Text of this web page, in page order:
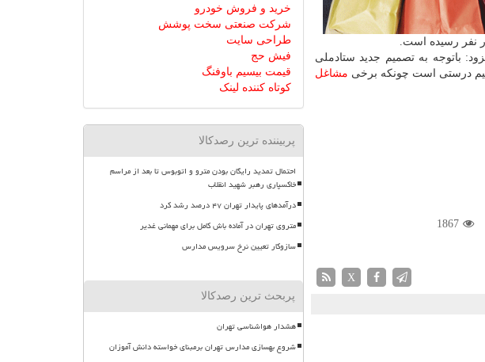
می نمایند، افزود: باتوجه به تصمیم جدید ستادملی
مشاغل
1867
X
خرید و فروش خودرو
شرکت صنعتی سخت پوشش
طراحی سایت
فیش حج
قیمت بیسیم باوفنگ
کوتاه کننده لینک
پربیننده ترین رصدکالا
احتمال تمدید رایگان بودن مترو و اتوبوس تا بعد از مراسم
خاکسپاری رهبر شهید انقلاب
درآمدهای پایدار تهران ۴۷ درصد رشد کرد
متروی تهران در آماده باش کامل برای مهمانی غدیر
سازوکار تعیین نرخ سرویس مدارس
پربحث ترین رصدکالا
هشدار هواشناسی تهران
شروع بهسازی مدارس تهران برمبنای خواسته دانش آموزان